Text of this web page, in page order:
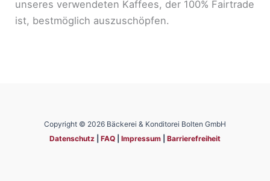
unseres verwendeten Kaffees, der 100% Fairtrade
ist, bestmöglich auszuschöpfen.
Copyright © 2026 Bäckerei & Konditorei Bolten GmbH
Datenschutz
FAQ Impressum Barrierefreiheit